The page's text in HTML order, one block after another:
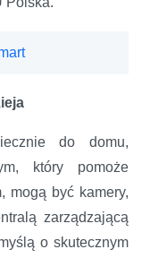
do domu,
który pomoże
mogą być kamery,
zarządzającą
o skutecznym